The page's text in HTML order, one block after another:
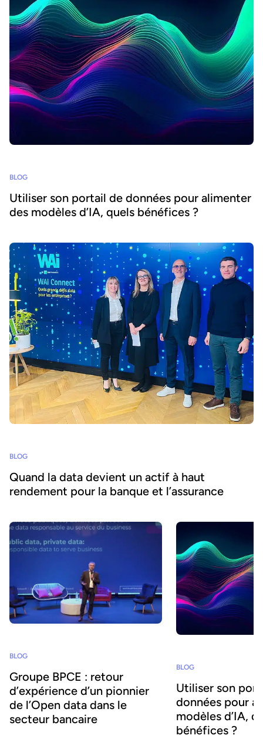
BLOG
Utiliser son portail de données pour alimenter
des modèles d’IA, quels bénéfices ?
BLOG
Quand la data devient un actif à haut
rendement pour la banque et l’assurance
BLOG
Groupe BPCE : retour
d’expérience d’un pionnier
de l’Open data dans le
secteur bancaire
BLOG
Utiliser son
données pour
modèles d’IA,
bénéfices ?